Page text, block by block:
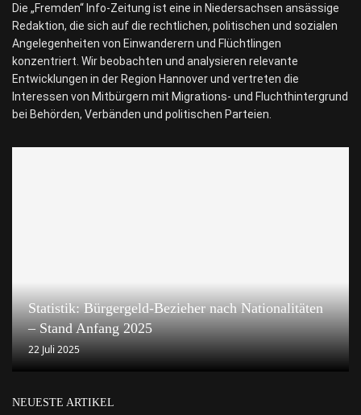
Die „Fremden“ Info-Zeitung ist eine in Niedersachsen ansässige
Redaktion, die sich auf die rechtlichen, politischen und sozialen
Angelegenheiten von Einwanderern und Flüchtlingen
konzentriert. Wir beobachten und analysieren relevante
Entwicklungen in der Region Hannover und vertreten die
Interessen von Mitbürgern mit Migrations- und Fluchthintergrund
bei Behörden, Verbänden und politischen Parteien.
Statistik: Bürgergeld-Bezieher nach Nationalitäten
– Stand Anfang 2025
22 Juli 2025
NEUESTE ARTIKEL